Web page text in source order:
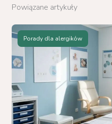
Powiązane artykuły
Porady dla alergików